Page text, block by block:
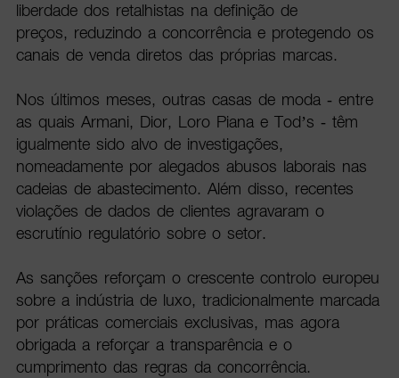
liberdade dos retalhistas na definição de
preços, reduzindo a concorrência e protegendo os
canais de venda diretos das próprias marcas.
Nos últimos meses, outras casas de moda - entre
as quais Armani, Dior, Loro Piana e Tod’s - têm
igualmente sido alvo de investigações,
nomeadamente por alegados abusos laborais nas
cadeias de abastecimento. Além disso, recentes
violações de dados de clientes agravaram o
escrutínio regulatório sobre o setor.
As sanções reforçam o crescente controlo europeu
sobre a indústria de luxo, tradicionalmente marcada
por práticas comerciais exclusivas, mas agora
obrigada a reforçar a transparência e o
cumprimento das regras da concorrência.